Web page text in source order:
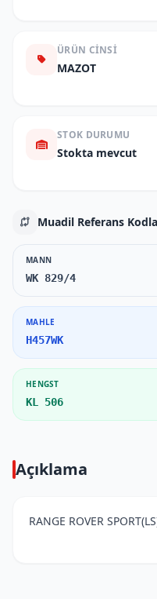
ÜRÜN CINSI
MAZOT
STOK DURUMU
Stokta mevcut
Muadil Referans
MANN
WK 829/4
MAHLE
H457WK
HENGST
KL 506
Açıklama
RANGE ROVER